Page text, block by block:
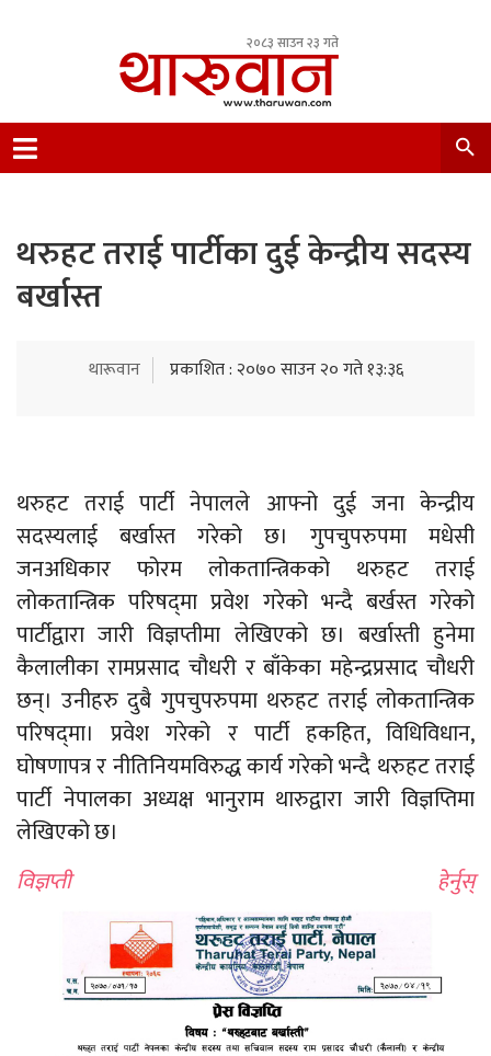
२०८३ साउन २३ गते
Nepal.
थरुहट तराई पार्टीका दुई केन्द्रीय सदस्य
बर्खास्त
थारूवान प्रकाशित : २०७० साउन २० गते १३:३६
थरुहट तराई पार्टी नेपालले आफ्नो दुई जना केन्द्रीय
सदस्यलाई बर्खास्त गरेको छ। गुपचुपरुपमा मधेसी
जनअधिकार फोरम लोकतान्त्रिकको थरुहट तराई
लोकतान्त्रिक परिषद्‍मा प्रवेश गरेको भन्दै बर्खस्त गरेको
पार्टीद्वारा जारी विज्ञप्तीमा लेखिएको छ। बर्खास्ती हुनेमा
कैलालीका रामप्रसाद चौधरी र बाँकेका महेन्द्रप्रसाद चौधरी
छन्। उनीहरु दुबै गुपचुपरुपमा थरुहट तराई लोकतान्त्रिक
परिषद्‍मा।प्रवेश गरेको र पार्टी हकहित, विधिविधान,
घोषणापत्र र नीतिनियमविरुद्ध कार्य गरेको भन्दै थरुहट तराई
पार्टी नेपालका अध्यक्ष भानुराम थारुद्वारा जारी विज्ञप्तिमा
लेखिएको छ।
विज्ञप्ती हेर्नुस्